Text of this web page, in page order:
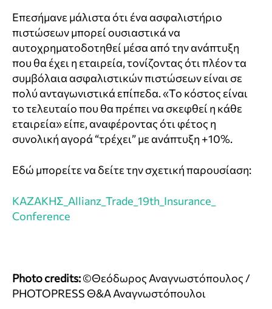
Επεσήμανε μάλιστα ότι ένα ασφαλιστήριο
πιστώσεων μπορεί ουσιαστικά να
αυτοχρηματοδοτηθεί μέσα από την ανάπτυξη
που θα έχει η εταιρεία, τονίζοντας ότι πλέον τα
συμβόλαια ασφαλιστικών πιστώσεων είναι σε
πολύ ανταγωνιστικά επίπεδα. «Το κόστος είναι
το τελευταίο που θα πρέπει να σκεφθεί η κάθε
εταιρεία» είπε, αναφέροντας ότι φέτος η
συνολική αγορά “τρέχει” με ανάπτυξη +10%.
Εδώ μπορείτε να δείτε την σχετική παρουσίαση:
ΚΑΖΑΚΗΣ_Allianz_Trade_19th_Insurance_
Conference
Photo credits:©Θεόδωρος Αναγνωστόπουλος /
PHOTOPRESS Θ&Α Αναγνωστόπουλοι